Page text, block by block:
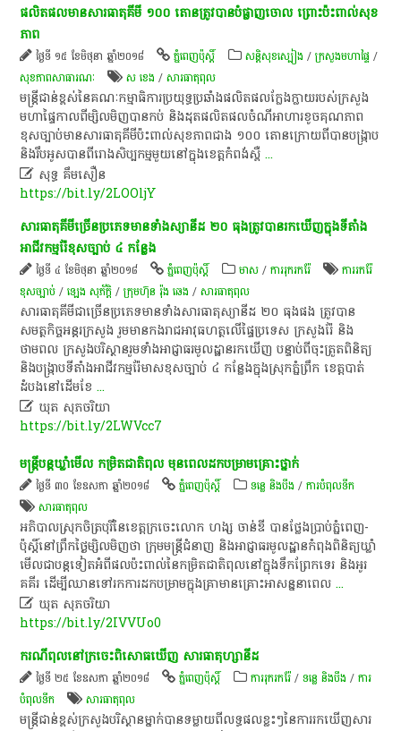
ផលិតផល​មាន​សារធាតុ​គីមី​ ១០០ ​តោន​​ត្រូវ​បាន​បំផ្លាញ​ចោល ​ព្រោះ​ប៉ះពាល់​សុខ
ភាព
ថ្ងៃទី ១៥ ខែមិថុនា ឆ្នាំ២០១៨ ភ្នំពេញប៉ុស្តិ៍ សន្តិសុខស្បៀង /ក្រសួងមហាផ្ទៃ /
សុខ​ភាព​សា​ធា​រណៈ
ស ខេង /សារធាតុពុល
មន្ត្រី​ជាន់ខ្ពស់​នៃ​គណៈកម្មាធិការ​ប្រយុទ្ធ​ប្រឆាំង​ផលិតផល​ក្លែងក្លាយ​របស់​ក្រសួង​
មហាផ្ទៃ​កាលពី​ម្សិលមិញ​បាន​កប់ និង​ដុត​ផលិតផល​​ចំណី​អាហារ​ខូច​គុណភាព​
ខុស​ច្បាប់​មាន​សារធាតុ​គីមី​ប៉ះពាល់​សុខភាព​ជាង​ ១០០ ​តោន​ក្រោយ​ពី​បាន​បង្ក្រាប
និង​រឹបអូស​បាន​ពី​រោង​សិប្បកម្ម​មួយ​នៅក្នុង​ខេត្ត​កំពង់ស្ពឺ...
 សុទ្ធ គឹមសឿន
https://bit.ly/2LOOljY
សារធាតុ​គីមី​ច្រើន​ប្រភេទ​មាន​ទាំង​ស្យានីដ​ ២០ ​ធុង​ត្រូវ​បាន​រកឃើញ​ក្នុង​ទីតាំង​
អាជីវកម្ម​រ៉ែ​ខុស​ច្បាប់​ ៤ ​កន្លែង
ថ្ងៃទី ៤ ខែមិថុនា ឆ្នាំ២០១៨ ភ្នំពេញប៉ុស្តិ៍ មាស /ការរុករករ៉ែ
ការរករ៉ែ
ខុសច្បាប់ /ឡេង សុភ័ក្ដិ /ក្រុមហ៊ុន រ៉ុង ឆេង /សារធាតុពុល
សារធាតុគីមី​ជាច្រើន​ប្រភេទ​មាន​​ទាំង​សារធាតុ​ស្យានីដ​ ២០ ​ធុង​ផង ត្រូវ​បាន​
សមត្ថកិច្ច​អន្តរក្រសួង រួមមាន​កងរាជ​អាវុធហត្ថ​លើ​ផ្ទៃ​ប្រទេស ក្រសួង​រ៉ែ​ និង​
ថាមពល ក្រសួង​បរិស្ថាន​រួមទាំង​អាជ្ញាធរ​មូលដ្ឋាន​រកឃើញ បន្ទាប់ពី​ចុះ​ត្រួតពិនិត្យ​
និង​បង្ក្រាប​ទីតាំង​អាជីវកម្ម​រ៉ែ​មាស​ខុស​ច្បាប់​ ៤ ​កន្លែង​ក្នុង​ស្រុក​ភ្នំព្រឹក ខេត្ត​បាត់
ដំបង​នៅ​ដើមខែ...
 ឃុត សុភចរិយា
https://bit.ly/2LWVcc7
មន្ត្រី​បន្ត​ឃ្លាំមើល ​កម្រិត​ជាតិ​ពុល ​​មុន​ពេល​ដក​បម្រាម​គ្រោះថ្នាក់
ថ្ងៃទី ៣០ ខែឧសភា ឆ្នាំ២០១៨ ភ្នំពេញប៉ុស្តិ៍ ទន្លេ និងបឹង /ការបំពុលទឹក
សារធាតុពុល
អភិបាលស្រុក​ចិត្របុរី​នៃ​ខេត្ត​ក្រចេះ​លោក ហង្ស ចាន់ឌី បាន​ថ្លែង​ប្រាប់​ភ្នំពេញ-
ប៉ុស្តិ៍​នៅ​ព្រឹក​ថ្ងៃ​ម្សិលមិញ​ថា ក្រុម​មន្ត្រី​ជំនាញ និង​អាជ្ញាធរ​មូលដ្ឋាន​កំពុង​ពិនិត្យ​ឃ្លាំ​
មើល​ជា​បន្ត​ទៀត​អំពី​ផលប៉ះពាល់​នៃ​កម្រិត​ជាតិ​ពុល​នៅក្នុង​ទឹក​ព្រែកទេរ និង​អូរ
គគីរ ដើម្បី​ឈាន​ទៅ​រក​ការដក​បម្រាម​ក្នុង​គ្រា​មាន​គ្រោះអាសន្ន​នាពេល...
 ឃុត សុភចរិយា
https://bit.ly/2IVVUo0
ករណី​ពុល​នៅ​ក្រចេះ​ពិសោធ​ឃើញ សារធាតុ​ហ្សានីដ
ថ្ងៃទី ២៥ ខែឧសភា ឆ្នាំ២០១៨ ភ្នំពេញប៉ុស្តិ៍ ការរុករករ៉ែ /ទន្លេ និងបឹង /ការ
បំពុលទឹក
សារធាតុពុល
មន្ត្រី​ជាន់ខ្ពស់​ក្រសួង​បរិស្ថាន​ម្នាក់​បាន​ទម្លាយ​​ពី​លទ្ធផល​ខ្លះៗ​នៃ​ការរកឃើញ​​សារ